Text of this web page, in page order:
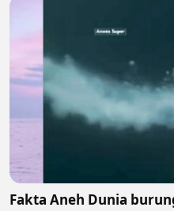
Fakta Aneh Dunia